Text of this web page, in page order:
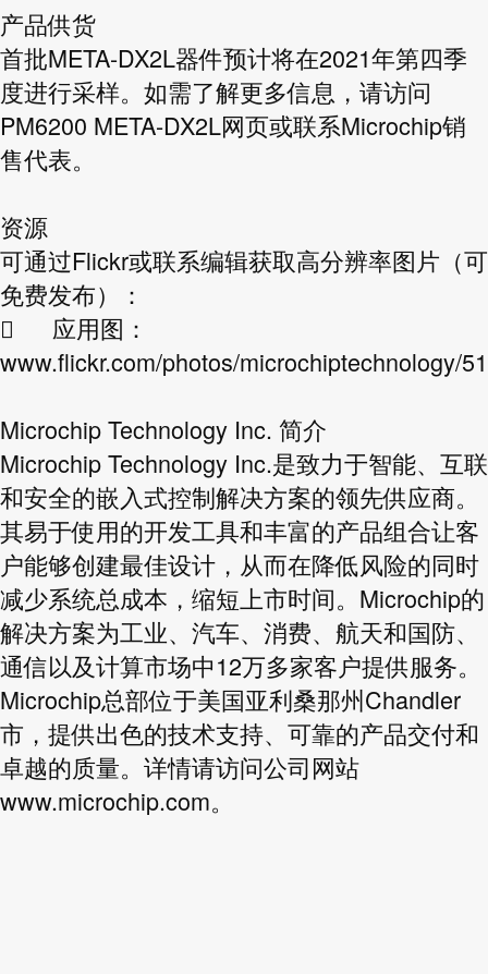
产品供货
首批META-DX2L器件预计将在2021年第四季
度进行采样。如需了解更多信息，请访问
PM6200 META-DX2L网页或联系Microchip销
售代表。
资源
可通过Flickr或联系编辑获取高分辨率图片（可
免费发布）：

应用图：
www.flickr.com/photos/microchiptechnology/
Microchip Technology Inc. 简介
Microchip Technology Inc.是致力于智能、互联
和安全的嵌入式控制解决方案的领先供应商。
其易于使用的开发工具和丰富的产品组合让客
户能够创建最佳设计，从而在降低风险的同时
减少系统总成本，缩短上市时间。Microchip的
解决方案为工业、汽车、消费、航天和国防、
通信以及计算市场中12万多家客户提供服务。
Microchip总部位于美国亚利桑那州Chandler
市，提供出色的技术支持、可靠的产品交付和
卓越的质量。详情请访问公司网站
www.microchip.com。